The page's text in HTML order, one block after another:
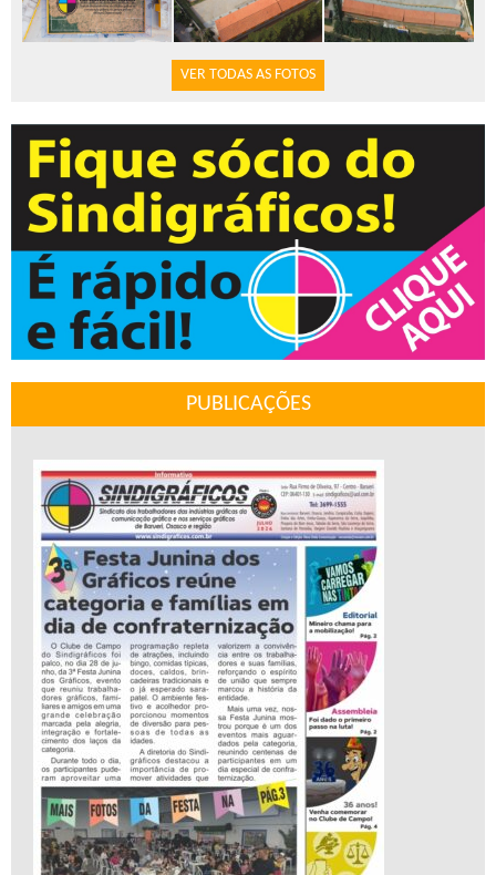
VER TODAS AS FOTOS
PUBLICAÇÕES